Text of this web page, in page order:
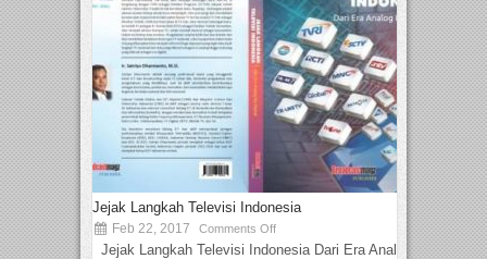
Jejak Langkah Televisi Indonesia
Feb 22, 2017 Comments Off
Jejak Langkah Televisi Indonesia Dari Era Analog